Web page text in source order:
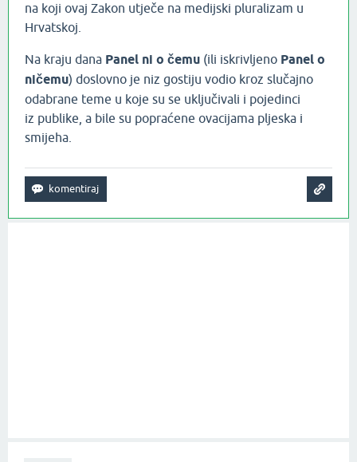
na koji ovaj Zakon utječe na medijski pluralizam u
Hrvatskoj.
Na kraju dana Panel ni o čemu (ili iskrivljeno Panel o
ničemu) doslovno je niz gostiju vodio kroz slučajno
odabrane teme u koje su se uključivali i pojedinci
iz publike, a bile su popraćene ovacijama pljeska i
smijeha.